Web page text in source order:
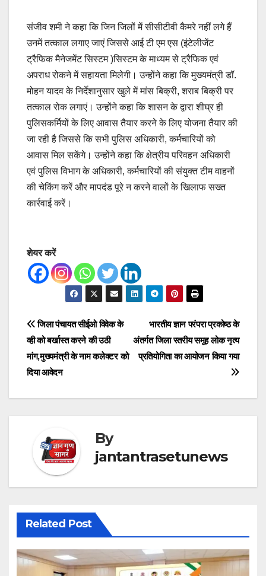
संजीव शमी ने कहा कि जिन जिलों में सीसीटीवी कैमरे नहीं लगे हैं
उनमें तत्काल लगाए जाएं जिससे आई टी एम एस (इंटेलीजेंट
ट्रैफिक मैनेजमेंट सिस्टम )सिस्टम के माध्यम से ट्रैफिक एवं
अपराध रोकने में सहायता मिलेगी। उन्होंने कहा कि मुख्यमंत्री डॉ.
मोहन यादव के निर्देशानुसार खुले में मांस बिक्री, शराब बिक्री पर
तत्काल रोक लगाएं। उन्होंने कहा कि शासन के द्वारा शीघ्र ही
पुलिसकर्मियों के लिए आवास तैयार करने के लिए योजना तैयार की
जा रही है जिससे कि सभी पुलिस अधिकारी, कर्मचारियों को
आवास मिल सकेंगे। उन्होंने कहा कि क्षेत्रीय परिवहन अधिकारी
एवं पुलिस विभाग के अधिकारी, कर्मचारियों की संयुक्त टीम वाहनों
की चेकिंग करें और मापदंड पूरे न करने वालों के खिलाफ सख्त
कार्रवाई करें।
शेयर करें
Post
navigation
भारतीय ज्ञान परंपरा प्रकोष्ठ के
अंतर्गत जिला स्तरीय समूह लोक नृत्य
प्रतियोगिता का आयोजन किया गया
जिला पंचायत सीईओ विवेक के
व्ही को बर्खास्त करने की उठी
मांग,मुख्यमंत्री के नाम कलेक्टर को
दिया आवेदन
By
jantantrasetunews
Related Post